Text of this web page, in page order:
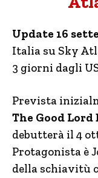
Update 16
Italia su Sky
3 giorni dagli
Prevista
The Good Lord
debutterà il 4
Protagonista è
della schiavitù